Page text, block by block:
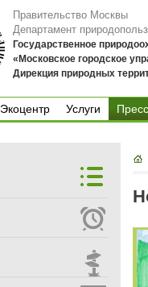
Правительство Москвы
Департамент
Государственное
«Московское городское
Дирекция природных
Экоцентр
Услуги